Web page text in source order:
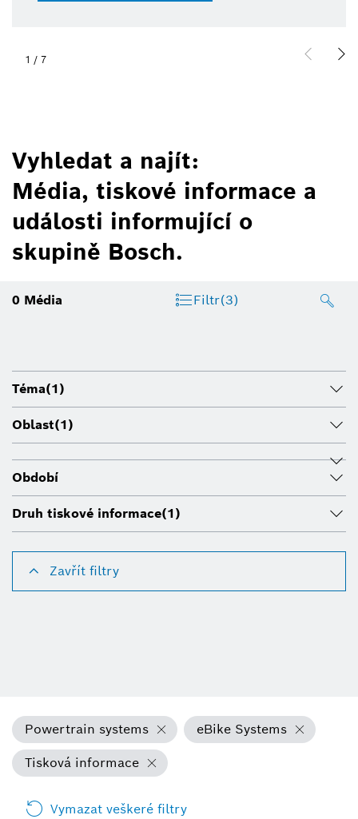
1 / 7
Vyhledat a najít:
Média, tiskové informace a
události informující o
skupině Bosch.
0 Média Filtr(3)
Téma(1)
Oblast(1)
Období
Druh tiskové informace(1)
Zavřít filtry
Powertrain systems
eBike Systems
Tisková informace
Vymazat veškeré filtry